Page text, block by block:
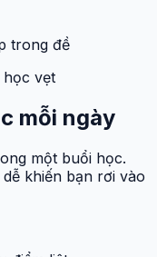
trong đề
học vẹt
mỗi ngày
một buổi học.
khiến bạn rơi vào